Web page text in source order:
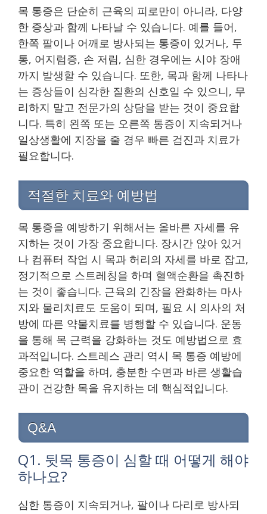
목 통증은 단순히 근육의 피로만이 아니라, 다양
한 증상과 함께 나타날 수 있습니다. 예를 들어,
한쪽 팔이나 어깨로 방사되는 통증이 있거나, 두
통, 어지럼증, 손 저림, 심한 경우에는 시야 장애
까지 발생할 수 있습니다. 또한, 목과 함께 나타나
는 증상들이 심각한 질환의 신호일 수 있으니, 무
리하지 말고 전문가의 상담을 받는 것이 중요합
니다. 특히 왼쪽 또는 오른쪽 통증이 지속되거나
일상생활에 지장을 줄 경우 빠른 검진과 치료가
필요합니다.
적절한 치료와 예방법
목 통증을 예방하기 위해서는 올바른 자세를 유
지하는 것이 가장 중요합니다. 장시간 앉아 있거
나 컴퓨터 작업 시 목과 허리의 자세를 바로 잡고,
정기적으로 스트레칭을 하며 혈액순환을 촉진하
는 것이 좋습니다. 근육의 긴장을 완화하는 마사
지와 물리치료도 도움이 되며, 필요 시 의사의 처
방에 따른 약물치료를 병행할 수 있습니다. 운동
을 통해 목 근력을 강화하는 것도 예방법으로 효
과적입니다. 스트레스 관리 역시 목 통증 예방에
중요한 역할을 하며, 충분한 수면과 바른 생활습
관이 건강한 목을 유지하는 데 핵심적입니다.
Q&A
Q1. 뒷목 통증이 심할 때 어떻게 해야
하나요?
심한 통증이 지속되거나, 팔이나 다리로 방사되